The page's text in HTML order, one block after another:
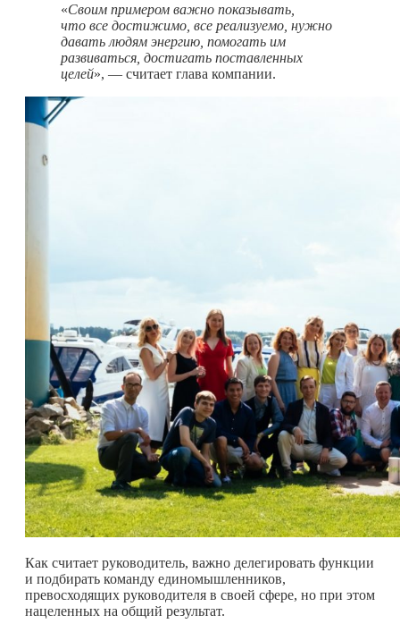
«Своим примером важно показывать,
что все достижимо, все реализуемо, нужно
давать людям энергию, помогать им
развиваться, достигать поставленных
целей», — считает глава компании.
Как считает руководитель, важно делегировать функции
и подбирать команду единомышленников,
превосходящих руководителя в своей сфере, но при этом
нацеленных на общий результат.